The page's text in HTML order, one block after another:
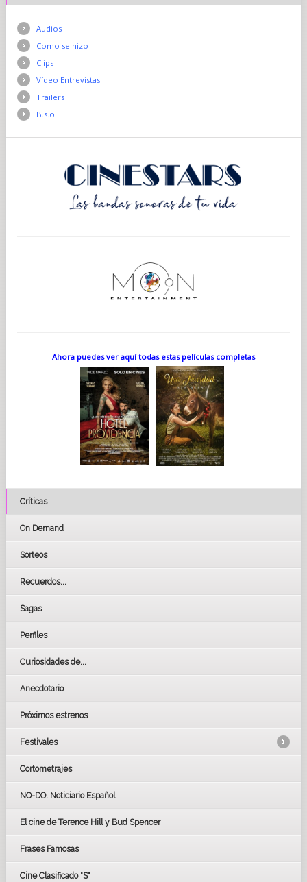
Audios
Como se hizo
Clips
Vídeo Entrevistas
Trailers
B.s.o.
Ahora puedes ver aquí todas estas películas completas
Críticas
On Demand
Sorteos
Recuerdos...
Sagas
Perfiles
Curiosidades de...
Anecdotario
Próximos estrenos
Festivales
LOS OSCARS
GOYAS
BAFTA
Cortometrajes
NO-DO. Noticiario Español
El cine de Terence Hill y Bud Spencer
Frases Famosas
Cine Clasificado "S"